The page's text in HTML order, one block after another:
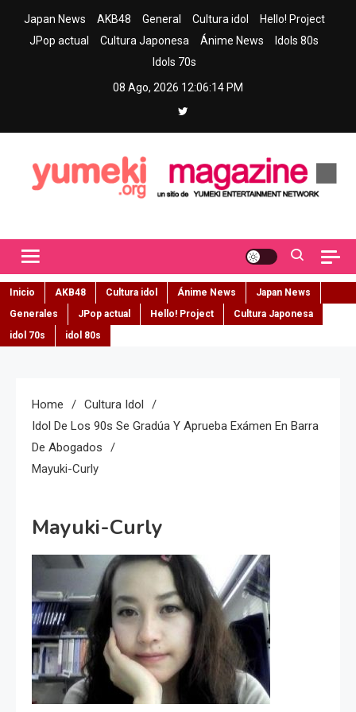
Japan News AKB48 General Cultura idol
Hello! Project
JPop actual
Cultura Japonesa Ánime News
Idols 80s
Idols 70s
08 Ago, 2026 12:06:15 PM
Inicio AKB48 Cultura idol Ánime News
Japan News
Generales
JPop actual Hello! Project
Cultura Japonesa
idol 70s
idol 80s
Home
Cultura Idol
Idol De Los 90s Se Gradúa Y Aprueba Exámen En Barra
De Abogados
Mayuki-Curly
Mayuki-Curly